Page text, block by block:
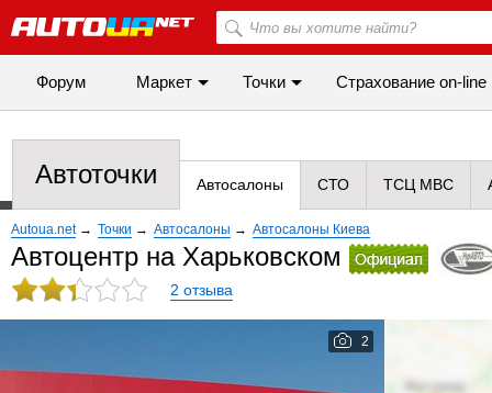
Форум Маркет Точки Cтрахование on-line
Автоточки Автосалоны СТО ТСЦ МВС
Autoua.net → Точки → Автосалоны → Автосалоны Киева
Автоцентр на Харьковском
2 отзыва
2